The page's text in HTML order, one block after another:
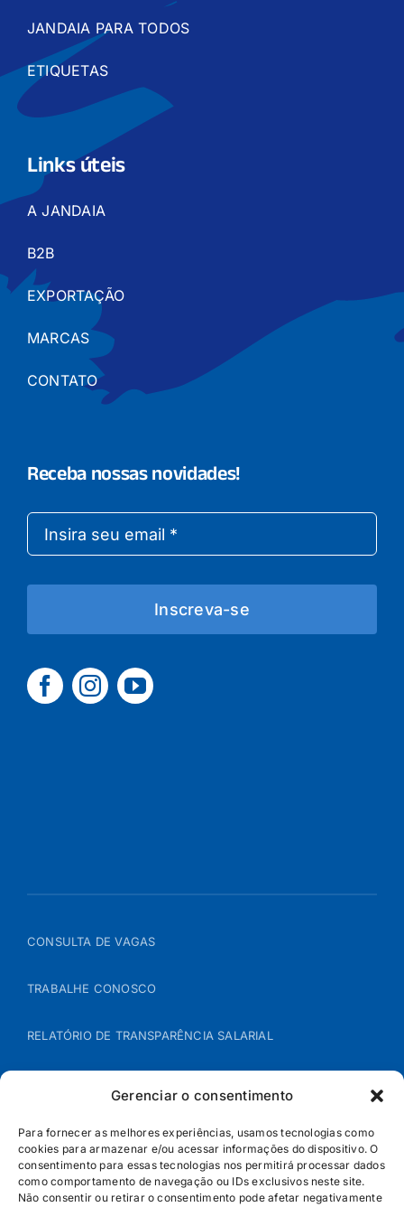
Gerenciar o consentimento
Para fornecer as melhores experiências, usamos tecnologias como
cookies para armazenar e/ou acessar informações do dispositivo. O
consentimento para essas tecnologias nos permitirá processar dados
como comportamento de navegação ou IDs exclusivos neste site.
Não consentir ou retirar o consentimento pode afetar negativamente
JANDAIA PARA TODOS
ETIQUETAS
Links úteis
A JANDAIA
B2B
EXPORTAÇÃO
MARCAS
CONTATO
Receba nossas novidades!
Inscreva-se
CONSULTA DE VAGAS
TRABALHE CONOSCO
RELATÓRIO DE TRANSPARÊNCIA SALARIAL
POLÍTICA DE COOKIES
POLÍTICA DE PRIVACIDADE